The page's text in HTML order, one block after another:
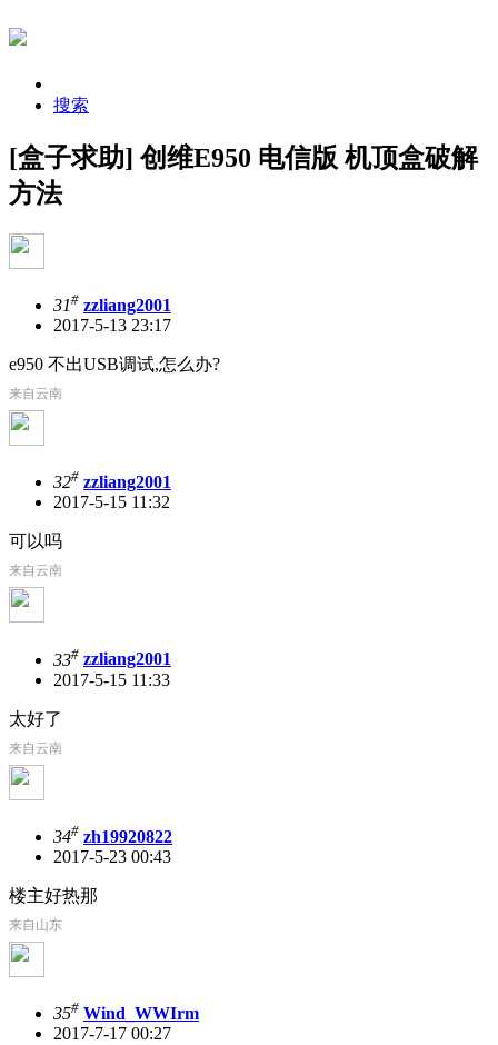
搜索
[盒子求助] 创维E950 电信版 机顶盒破解
方法
31# zzliang2001
2017-5-13 23:17
e950 不出USB调试,怎么办?
来自云南
32# zzliang2001
2017-5-15 11:32
可以吗
来自云南
33# zzliang2001
2017-5-15 11:33
太好了
来自云南
34# zh19920822
2017-5-23 00:43
楼主好热那
来自山东
35# Wind_WWIrm
2017-7-17 00:27